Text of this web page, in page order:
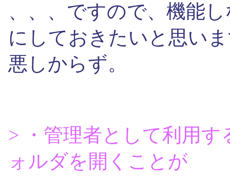
、、、ですので、機能
にしておきたいと思い
悪しからず。
> ・管理者として利用
ォルダを開くことが